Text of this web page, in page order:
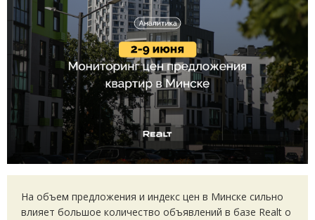
На объем предложения и индекс цен в Минске сильно
влияет большое количество объявлений в базе Realt о